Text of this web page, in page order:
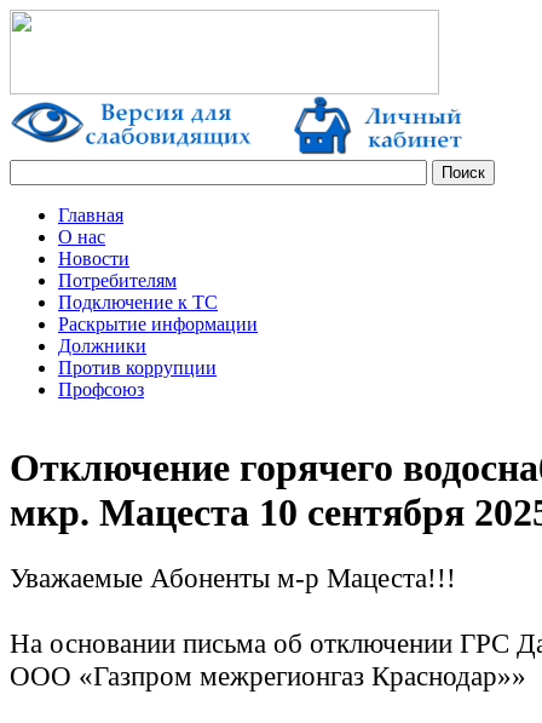
Главная
О нас
Новости
Потребителям
Подключение к ТС
Раскрытие информации
Должники
Против коррупции
Профсоюз
Отключение горячего
мкр. Мацеста 10 сентября
Уважаемые Абоненты м-р Мацеста!!!
На основании письма об отключении ГРС
ООО «Газпром межрегионгаз Краснодар»»